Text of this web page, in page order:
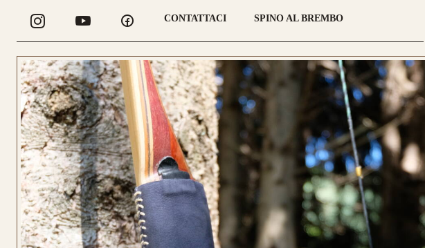
CONFIGURA E ORDINA
LONGBOW
CONTATTACI SPINO AL BREMBO